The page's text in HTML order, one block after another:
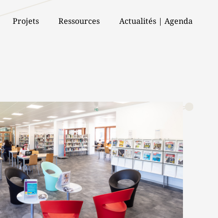
Projets Ressources Actualités | Agenda